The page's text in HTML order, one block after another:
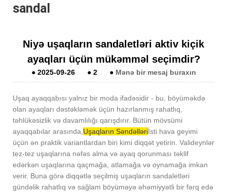
sandal
Niyə uşaqların sandaletləri aktiv kiçik
ayaqları üçün mükəmməl seçimdir?
● 2025-09-26 ● 2 ● Mənə bir mesaj buraxın
Uşaq ayaqqabısı yalnız bir moda ifadəsidir - bu, böyüməkdə
olan ayaqları dəstəkləmək üçün hazırlanmış rahatlıq,
təhlükəsizlik və davamlılığı qarışdırır. Bütün mövsümi
ayaqqabılar arasında, Uşaqların Səndəlləriİsti hava geyimi
üçün ən praktik variantlardan biri kimi diqqət yetirin. Valideynlər
tez-tez uşaqlarına nəfəs alma və ayaq qorunması təklif
edərkən uşaqlarına qaçmağa, atlamağa və oynamağa imkan
verir. Buna görə diqqətlə seçilmiş uşaqların sandaletləri
gündəlik rahatlıq və sağlam böyüməyə əhəmiyyətli bir fərq edə